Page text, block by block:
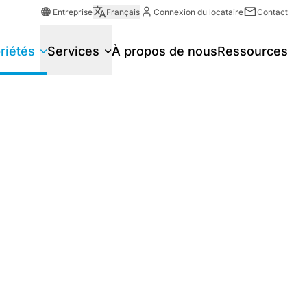
Entreprise Français Connexion du locataire Contact
Services À propos de nousRessources